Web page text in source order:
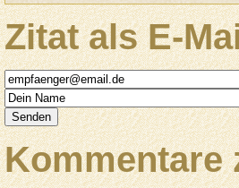
Zitat als E-
Kommentare